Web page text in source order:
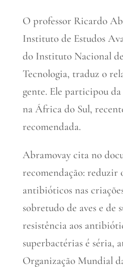
O professor Ricardo
Instituto de Estudos
do Instituto Nacional
Tecnologia, traduz o
gente. Ele participou
na África do Sul,
recomendada.
Abramovay cita no
recomendação: reduzir
antibióticos nas
sobretudo de aves e de
resistência aos
superbactérias é séria,
Organização Mundial